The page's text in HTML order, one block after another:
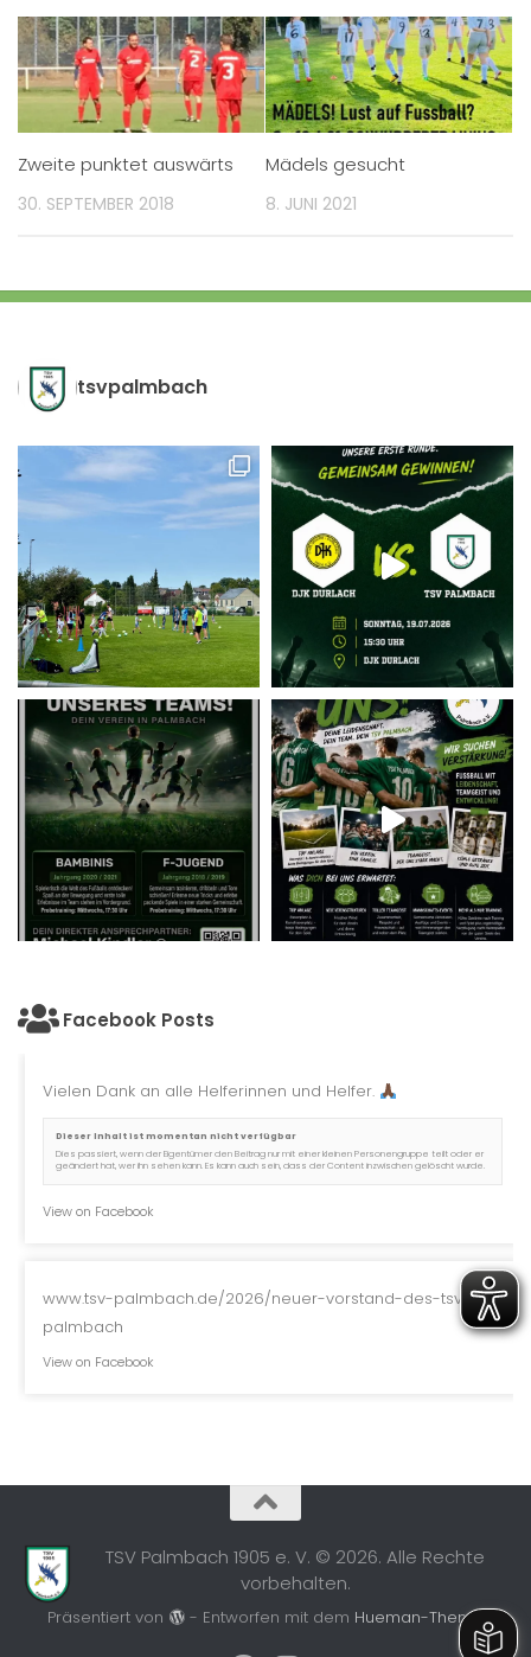
Zweite punktet auswärts
30. SEPTEMBER 2018
Mädels gesucht
8. JUNI 2021
tsvpalmbach
Facebook Posts
Vielen Dank an alle Helferinnen und Helfer.
Dieser Inhalt ist momentan nicht verfügbar
Dies passiert, wenn der Eigentümer den Beitrag nur mit einer kleinen Personengruppe teilt oder er
geändert hat, wer ihn sehen kann. Es kann auch sein, dass der Content inzwischen gelöscht wurde.
View on Facebook
www.tsv-palmbach.de/2026/neuer-vorstand-des-tsv-
palmbach
View on Facebook
TSV Palmbach 1905 e. V. © 2026. Alle Rechte
vorbehalten.
Präsentiert von - Entworfen mit dem Hueman-Theme